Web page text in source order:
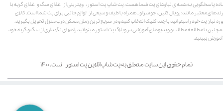
پاسخگویی به همه ی نیازهای پت شما هست. پت شاپ پت استور، ویترینی از غذای سگ و غذای گربه با
معتبر مانند: رویال کنین، جوسرا و .. همراه با طیف وسیعی از لوازم جانبی برای پت شما است. کالای
نیاز پت خود را میتوانید با چند کلیک انتخاب کنید و در سریع ترین زمان ممکن درب منزل تحویل بگیرید.
با مطالعه مطالب و ویدیوهای آموزشی در وبلاگ پت استور میتوانید راههای نگهداری از سگ و گربه خود
آموزش ببینید.
تمام حقوق این سایت متعلق به پت شاپ آنلاین پت استور است. ۱۴۰۰